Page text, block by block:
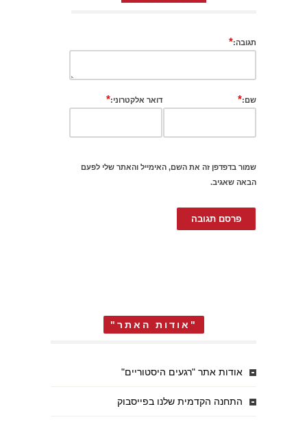
תגובה:*
שם:* דואר אלקטרוני:*
שמור בדפדפן זה את השם, האימייל והאתר שלי לפעם
הבאה שאגיב.
"אודות האתר"
אודות אתר "רגעים היסטוריים"
התחנה הקדמית שלנו בפייסבוק